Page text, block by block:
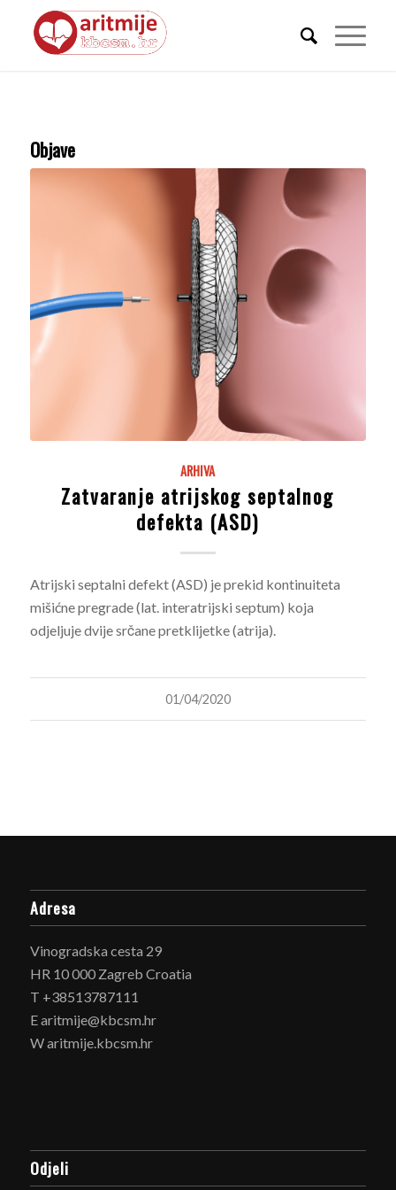
Objave
ARHIVA
Zatvaranje atrijskog septalnog
defekta (ASD)
Atrijski septalni defekt (ASD) je prekid kontinuiteta
mišićne pregrade (lat. interatrijski septum) koja
odjeljuje dvije srčane pretklijetke (atrija).
01/04/2020
Adresa
Vinogradska cesta 29
HR 10 000 Zagreb Croatia
T +38513787111
E aritmije@kbcsm.hr
W aritmije.kbcsm.hr
Odjeli